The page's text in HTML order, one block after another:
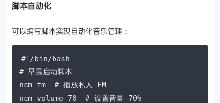
脚本自动化
可以编写脚本实现自动化音乐管理：
#!/bin/bash
# 早晨启动脚本
ncm fm  # 播放私人 FM
ncm volume 70  # 设置音量 70%